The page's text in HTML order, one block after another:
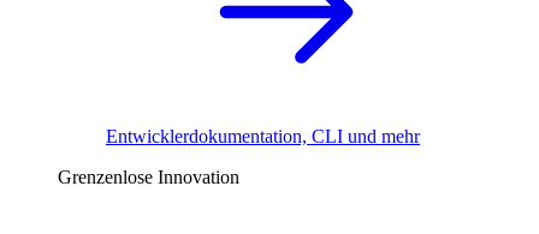
Entwicklerdokumentation, CLI und mehr
Grenzenlose Innovation